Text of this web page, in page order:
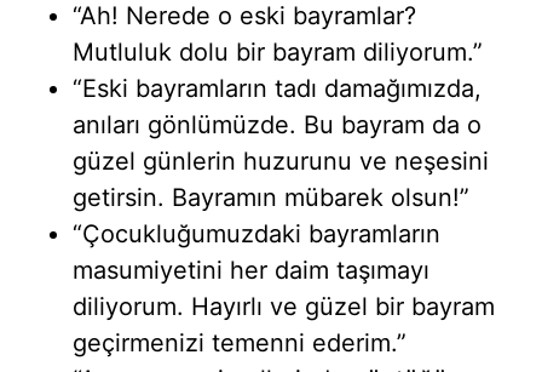
“Ah! Nerede o eski bayramlar?
Mutluluk dolu bir bayram diliyorum.”
“Eski bayramların tadı damağımızda,
anıları gönlümüzde. Bu bayram da o
güzel günlerin huzurunu ve neşesini
getirsin. Bayramın mübarek olsun!”
“Çocukluğumuzdaki bayramların
masumiyetini her daim taşımayı
diliyorum. Hayırlı ve güzel bir bayram
geçirmenizi temenni ederim.”